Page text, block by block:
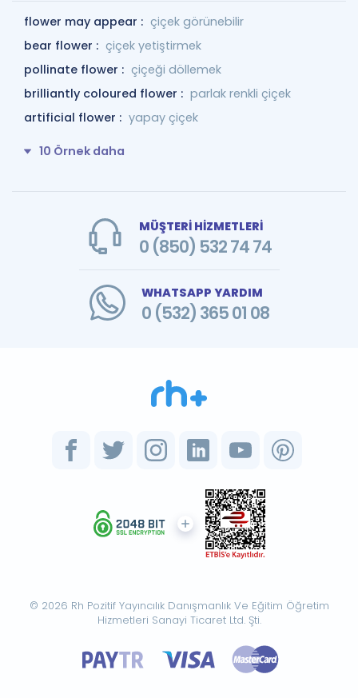
flower may appear : çiçek görünebilir
bear flower : çiçek yetiştirmek
pollinate flower : çiçeği döllemek
brilliantly coloured flower : parlak renkli çiçek
artificial flower : yapay çiçek
10 Örnek daha
MÜŞTERİ HİZMETLERİ
0 (850) 532 74 74
WHATSAPP YARDIM
0 (532) 365 01 08
© 2026 Rh Pozitif Yayıncılık Danışmanlık Ve Eğitim Öğretim
Hizmetleri Sanayi Ticaret Ltd. Şti.